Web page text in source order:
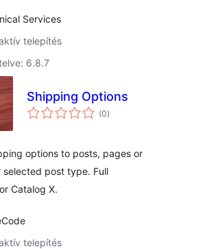
Services
telepítés
6.8.7
Shipping Options
(0értékelés
összesen
)
options to posts, pages or
selected post type. Full
Catalog X.
telepítés